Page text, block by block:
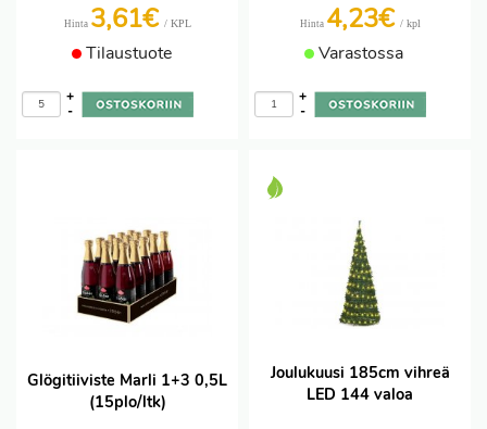
Hinta 3,61€ / KPL
Tilaustuote
-
+
Hinta 4,23€ / kpl
Varastossa
-
+
Glögitiiviste Marli 1+3 0,5L
(15plo/ltk)
Joulukuusi 185cm vihreä
LED 144 valoa